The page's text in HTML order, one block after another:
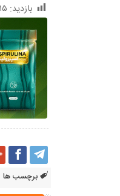
بازدید: ۱۵
برچسب ها